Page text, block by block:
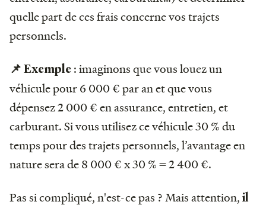
quelle part de ces frais concerne vos trajets
personnels.
📌 Exemple : imaginons que vous louez un
véhicule pour 6 000 € par an et que vous
dépensez 2 000 € en assurance, entretien, et
carburant. Si vous utilisez ce véhicule 30 % du
temps pour des trajets personnels, l’avantage en
nature sera de 8 000 € x 30 % = 2 400 €.
Pas si compliqué, n'est-ce pas ? Mais attention, il